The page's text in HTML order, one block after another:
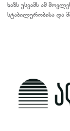
ხაზს უსვამს ამ
სტაბილურობისა და